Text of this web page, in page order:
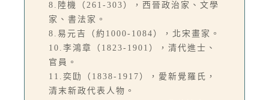
8.陸機（261-303），西晉政治家、文學
家、書法家。
8.易元吉（約1000-1084），北宋畫家。
10.李鴻章（1823-1901），清代進士、
官員。
11.奕劻（1838-1917），愛新覺羅氏，
清末新政代表人物。